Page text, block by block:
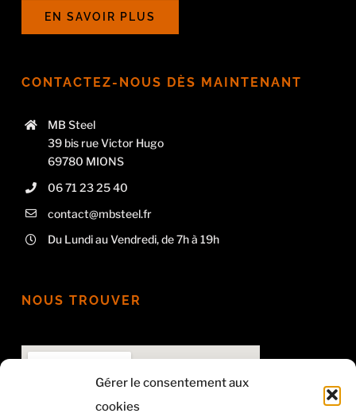
Gérer le consentement aux
cookies
EN SAVOIR PLUS
CONTACTEZ-NOUS DÈS MAINTENANT
MB Steel
39 bis rue Victor Hugo
69780 MIONS
06 71 23 25 40
contact@mbsteel.fr
Du Lundi au Vendredi, de 7h à 19h
NOUS TROUVER